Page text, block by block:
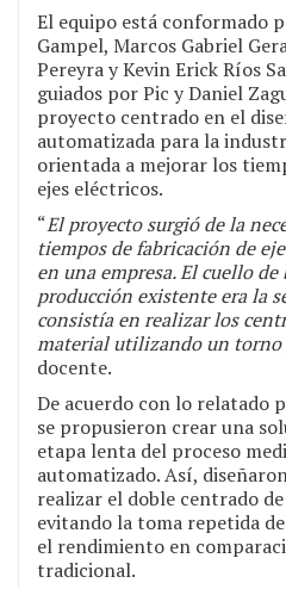
El equipo está conformado
Gampel, Marcos Gabriel
Pereyra y Kevin Erick Ríos
guiados por Pic y Daniel
proyecto centrado en el
automatizada para la
orientada a mejorar los
ejes eléctricos.
“El proyecto surgió de la
tiempos de fabricación de
en una empresa. El cuello
producción existente era la
consistía en realizar los
material utilizando un torno
docente.
De acuerdo con lo relatado
se propusieron crear una
etapa lenta del proceso
automatizado. Así,
realizar el doble centrado
evitando la toma repetida
el rendimiento en
tradicional.